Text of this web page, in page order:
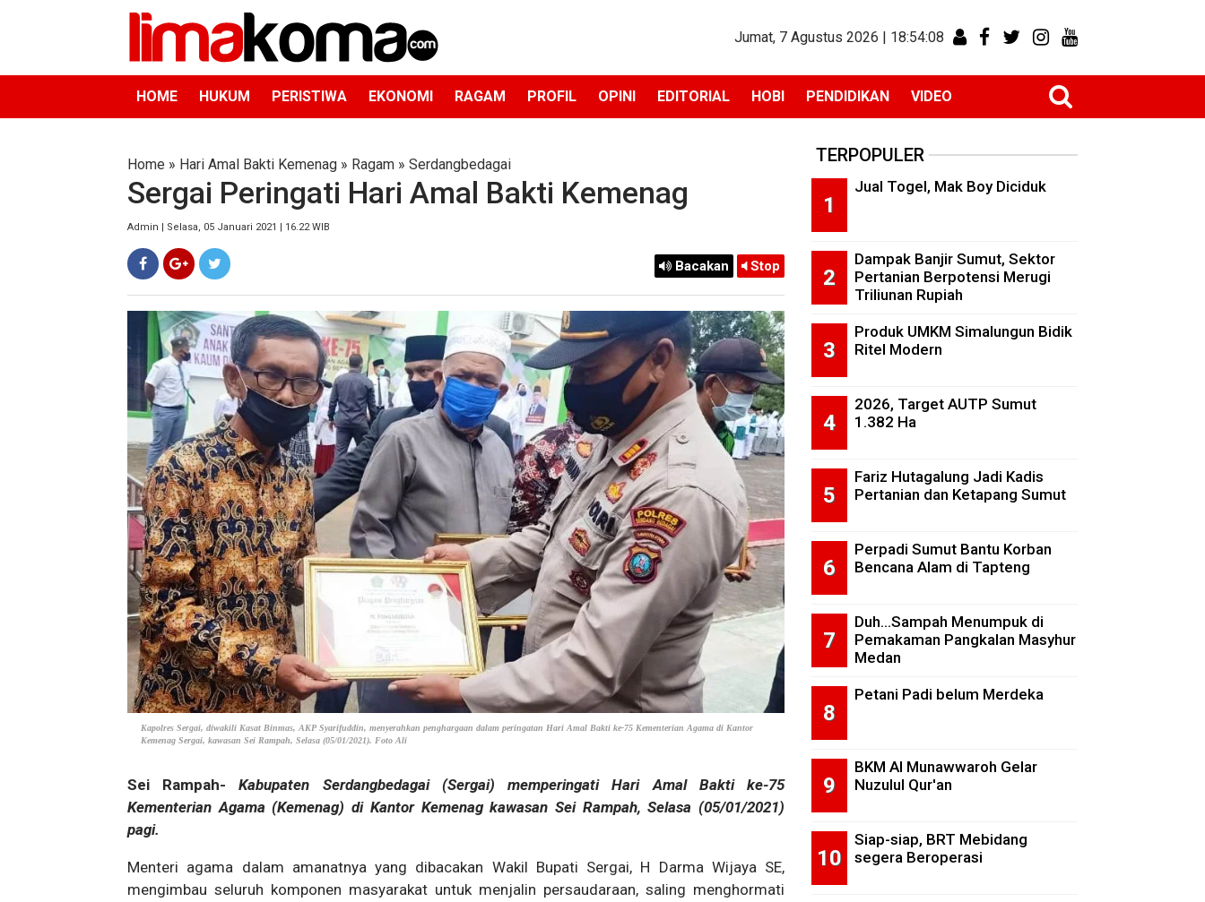
Jumat, 7 Agustus 2026 | 18:54:08
HOME HUKUM PERISTIWA EKONOMI RAGAM PROFIL OPINI EDITORIAL HOBI PENDIDIKAN VIDEO
Home » Hari Amal Bakti Kemenag » Ragam » Serdangbedagai
Sergai Peringati Hari Amal Bakti Kemenag
Admin | Selasa, 05 Januari 2021 | 16.22 WIB
Bacakan Stop
Kapolres Sergai, diwakili Kasat Binmas, AKP Syarifuddin, menyerahkan penghargaan dalam peringatan Hari Amal Bakti ke-75 Kementerian Agama di Kantor
Kemenag Sergai, kawasan Sei Rampah, Selasa (05/01/2021). Foto Ali
Sei Rampah- Kabupaten Serdangbedagai (Sergai) memperingati Hari Amal Bakti ke-75
Kementerian Agama (Kemenag) di Kantor Kemenag kawasan Sei Rampah, Selasa (05/01/2021)
pagi.
Menteri agama dalam amanatnya yang dibacakan Wakil Bupati Sergai, H Darma Wijaya SE,
mengimbau seluruh komponen masyarakat untuk menjalin persaudaraan, saling menghormati
TERPOPULER
Jual Togel, Mak Boy Diciduk
Dampak Banjir Sumut, Sektor
Pertanian Berpotensi Merugi
Triliunan Rupiah
Produk UMKM Simalungun Bidik
Ritel Modern
2026, Target AUTP Sumut
1.382 Ha
Fariz Hutagalung Jadi Kadis
Pertanian dan Ketapang Sumut
Perpadi Sumut Bantu Korban
Bencana Alam di Tapteng
Duh...Sampah Menumpuk di
Pemakaman Pangkalan Masyhur
Medan
Petani Padi belum Merdeka
BKM Al Munawwaroh Gelar
Nuzulul Qur'an
Siap-siap, BRT Mebidang
segera Beroperasi